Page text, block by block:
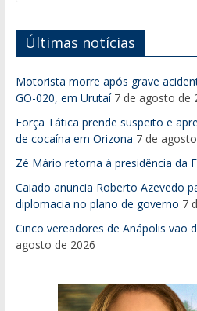
Últimas notícias
Motorista morre após grave
GO-020, em Urutaí 7 de agosto de
Força Tática prende suspeito e
de cocaína em Orizona 7 de
Zé Mário retorna à presidência da
Caiado anuncia Roberto Azevedo
diplomacia no plano de governo 7
Cinco vereadores de Anápolis vão
agosto de 2026